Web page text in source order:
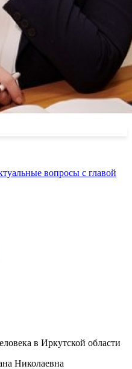
вопросы с главой
в Иркутской области
Николаевна